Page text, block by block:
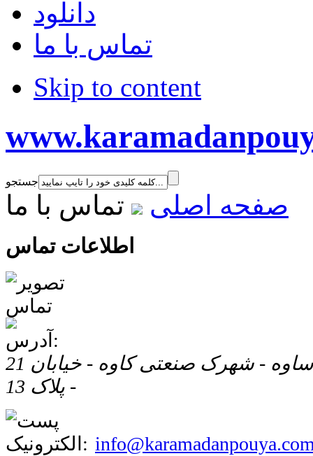
دانلود
تماس با ما
Skip to content
جستجو
صفحه اصلی تماس با ما
اطلاعات تماس
ایران - استان مرکزی - ساوه - شهرک صنعتی کاوه - خیابان 21
- پلاک 13